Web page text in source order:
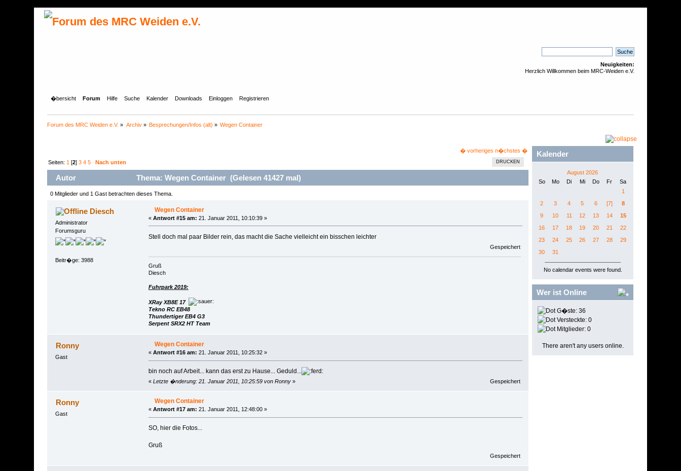
Neuigkeiten:
Herzlich Willkommen beim MRC-Weiden e.V.
�bersicht Forum Hilfe Suche Kalender Downloads Einloggen Registrieren
Forum des MRC Weiden e.V. » Archiv» Besprechungen/Infos (alt) » Wegen Container
� vorheriges n�chstes �
DRUCKEN
Seiten: 1 [2]3 4 5 Nach unten
Autor Thema: Wegen Container (Gelesen 41427 mal)
0 Mitglieder und 1 Gast betrachten dieses Thema.
Diesch
Administrator
Forumsguru
Beitr�ge: 3988
Wegen Container
« Antwort #15 am: 21. Januar 2011, 10:10:39 »
Stell doch mal paar Bilder rein, das macht die Sache vielleicht ein bisschen leichter
Gespeichert
Gruß
Diesch
Fuhrpark 2019:
XRay XB8E 17
Tekno RC EB48
Thundertiger EB4 G3
Serpent SRX2 HT Team
Ronny
Gast
Wegen Container
« Antwort #16 am: 21. Januar 2011, 10:25:32 »
bin noch auf Arbeit... kann das erst zu Hause... Geduld...
« Letzte �nderung: 21. Januar 2011, 10:25:59 von Ronny» Gespeichert
Ronny
Gast
Wegen Container
« Antwort #17 am: 21. Januar 2011, 12:48:00 »
SO, hier die Fotos...
Gruß
Gespeichert
Kalender
August 2026
So
Mo Di Mi Do Fr
Sa
1
2
3 4 5 6 [7]
8
9
10 11 12 13 14
15
16
17 18 19 20 21
22
23
24 25 26 27 28
29
30
31
No calendar events were found.
Wer ist Online
G�ste: 36
Versteckte: 0
Mitglieder: 0
There aren't any users online.